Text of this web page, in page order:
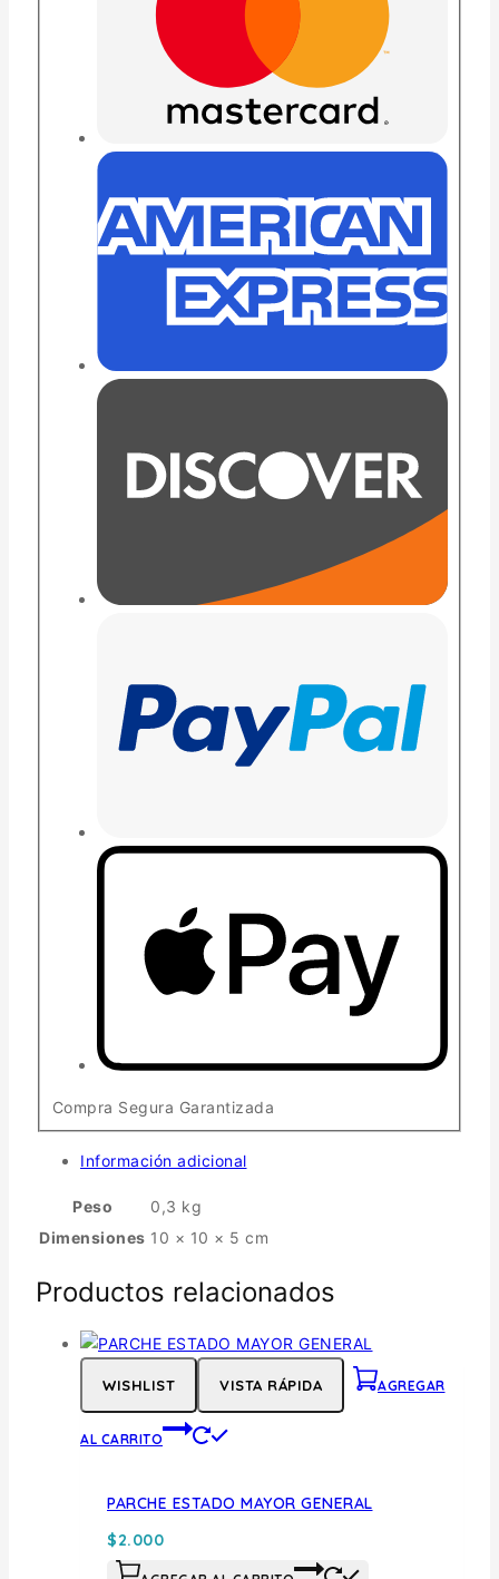
Compra Segura Garantizada
Información adicional
Peso
0,3 kg
Dimensiones 10 × 10 × 5 cm
Productos relacionados
WISHLIST VISTA RÁPIDA AGREGAR
AL CARRITO
PARCHE ESTADO MAYOR GENERAL
$2.000